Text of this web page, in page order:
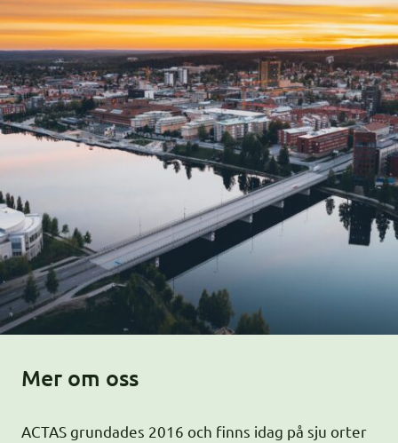
Mer om oss
ACTAS grundades 2016 och finns idag på sju orter